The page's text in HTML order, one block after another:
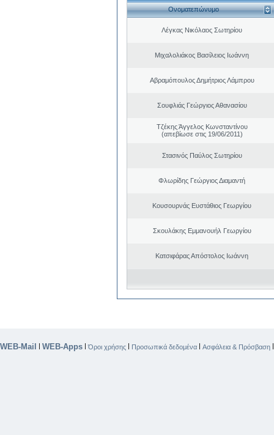
Ονοματεπώνυμο
Λέγκας Νικόλαος Σωτηρίου
Μιχαλολιάκος Βασίλειος Ιωάννη
Αβραμόπουλος Δημήτριος Λάμπρου
Σουφλιάς Γεώργιος Αθανασίου
Τζέκης Άγγελος Κωνσταντίνου
(απεβίωσε στις 19/06/2011)
Στασινός Παύλος Σωτηρίου
Φλωρίδης Γεώργιος Διαμαντή
Κουσουρνάς Ευστάθιος Γεωργίου
Σκουλάκης Εμμανουήλ Γεωργίου
Κατσιφάρας Απόστολος Ιωάννη
WEB-Mail | WEB-Apps |Όροι χρήσης | Προσωπικά δεδομένα | Ασφάλεια & Πρόσβαση